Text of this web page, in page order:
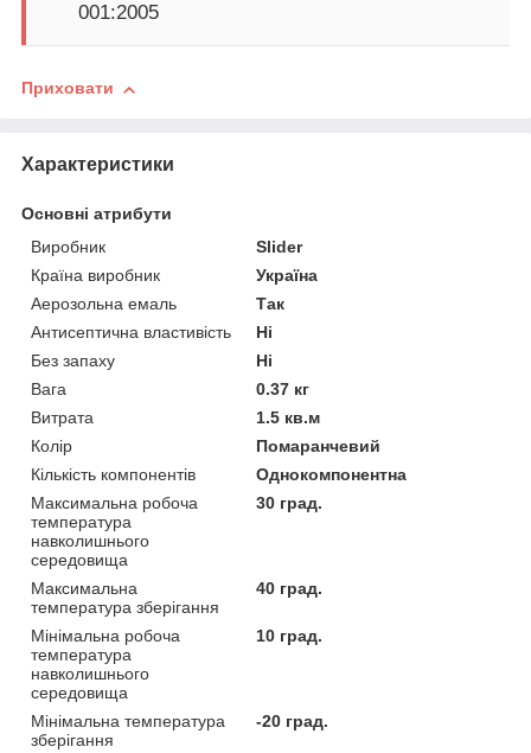
001:2005
Приховати
Характеристики
Основні атрибути
Виробник
Slider
Країна виробник
Україна
Аерозольна емаль
Так
Антисептична властивість
Ні
Без запаху
Ні
Вага
0.37 кг
Витрата
1.5 кв.м
Колір
Помаранчевий
Кількість компонентів
Однокомпонентна
Максимальна робоча
температура
навколишнього
середовища
30 град.
Максимальна
температура зберігання
40 град.
Мінімальна робоча
температура
навколишнього
середовища
10 град.
Мінімальна температура
зберігання
-20 град.